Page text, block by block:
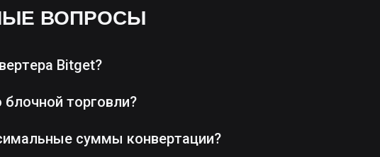
ВОПРОСЫ
Bitget?
торговли?
суммы конвертации?